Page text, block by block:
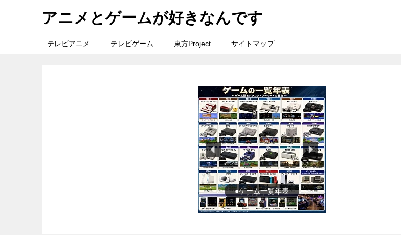
アニメとゲームが好きなんです
テレビアニメ テレビゲーム 東方Project サイトマップ
●ゲーム一覧年表